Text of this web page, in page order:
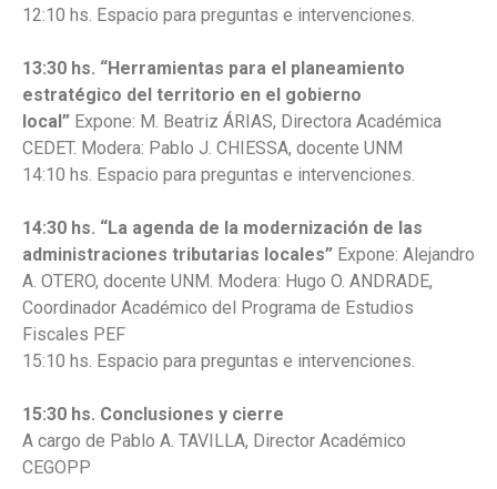
12:10 hs. Espacio para preguntas e intervenciones.
13:30 hs. “Herramientas para el planeamiento
estratégico del territorio en el gobierno
local” Expone: M. Beatriz ÁRIAS, Directora Académica
CEDET. Modera: Pablo J. CHIESSA, docente UNM
14:10 hs. Espacio para preguntas e intervenciones.
14:30 hs. “La agenda de la modernización de las
administraciones tributarias locales” Expone: Alejandro
A. OTERO, docente UNM. Modera: Hugo O. ANDRADE,
Coordinador Académico del Programa de Estudios
Fiscales PEF
15:10 hs. Espacio para preguntas e intervenciones.
15:30 hs. Conclusiones y cierre
A cargo de Pablo A. TAVILLA, Director Académico
CEGOPP